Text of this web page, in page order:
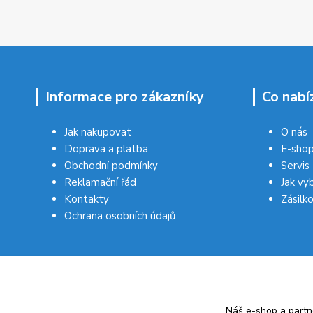
Informace pro zákazníky
Jak nakupovat
Doprava a platba
Obchodní podmínky
Reklamační řád
Kontakty
Ochrana osobních údajů
Co
O nás
E-
Servis
Jak